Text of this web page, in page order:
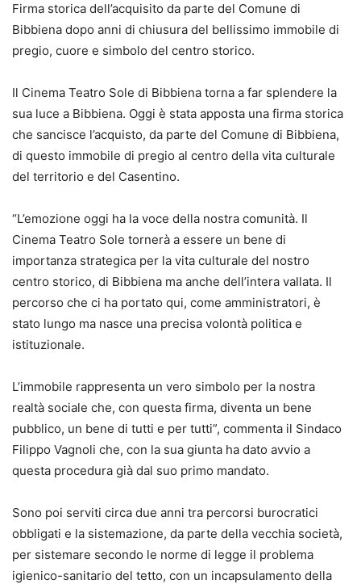
Firma storica dell’acquisito da parte del Comune di
Bibbiena dopo anni di chiusura del bellissimo immobile di
pregio, cuore e simbolo del centro storico.
Il Cinema Teatro Sole di Bibbiena torna a far splendere la
sua luce a Bibbiena. Oggi è stata apposta una firma storica
che sancisce l’acquisto, da parte del Comune di Bibbiena,
di questo immobile di pregio al centro della vita culturale
del territorio e del Casentino.
“L’emozione oggi ha la voce della nostra comunità. Il
Cinema Teatro Sole tornerà a essere un bene di
importanza strategica per la vita culturale del nostro
centro storico, di Bibbiena ma anche dell’intera vallata. Il
percorso che ci ha portato qui, come amministratori, è
stato lungo ma nasce una precisa volontà politica e
istituzionale.
L’immobile rappresenta un vero simbolo per la nostra
realtà sociale che, con questa firma, diventa un bene
pubblico, un bene di tutti e per tutti”, commenta il Sindaco
Filippo Vagnoli che, con la sua giunta ha dato avvio a
questa procedura già dal suo primo mandato.
Sono poi serviti circa due anni tra percorsi burocratici
obbligati e la sistemazione, da parte della vecchia società,
per sistemare secondo le norme di legge il problema
igienico-sanitario del tetto, con un incapsulamento della